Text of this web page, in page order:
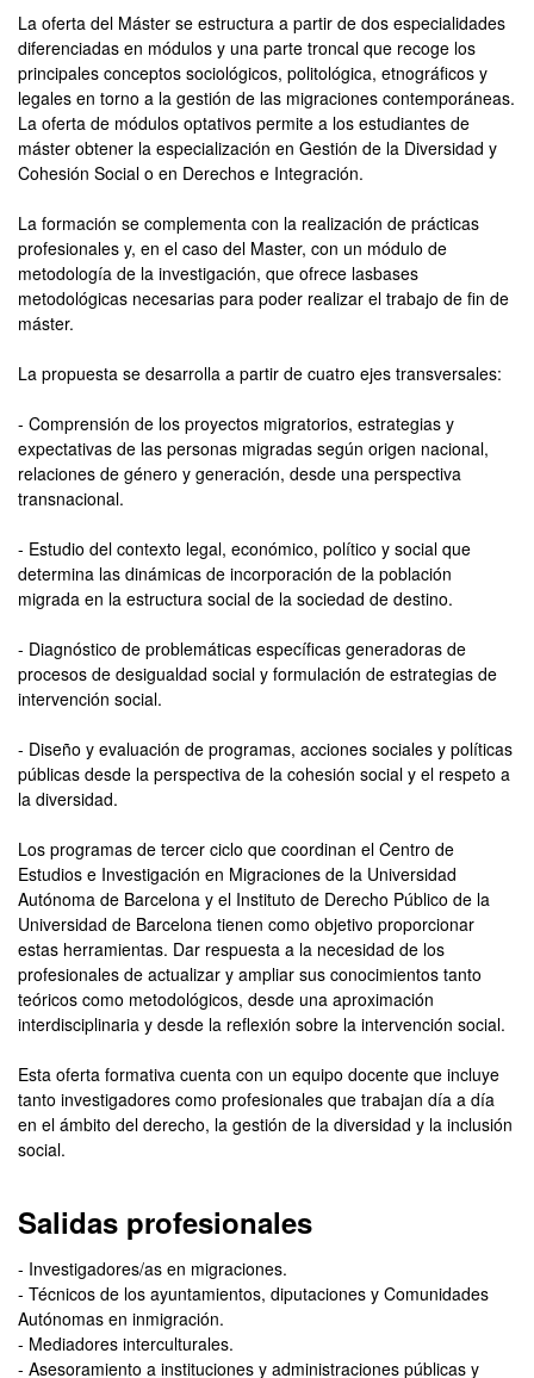
La oferta del Máster se estructura a partir de dos especialidades
diferenciadas en módulos y una parte troncal que recoge los
principales conceptos sociológicos, politológica, etnográficos y
legales en torno a la gestión de las migraciones contemporáneas.
La oferta de módulos optativos permite a los estudiantes de
máster obtener la especialización en Gestión de la Diversidad y
Cohesión Social o en Derechos e Integración.
La formación se complementa con la realización de prácticas
profesionales y, en el caso del Master, con un módulo de
metodología de la investigación, que ofrece lasbases
metodológicas necesarias para poder realizar el trabajo de fin de
máster.
La propuesta se desarrolla a partir de cuatro ejes transversales:
- Comprensión de los proyectos migratorios, estrategias y
expectativas de las personas migradas según origen nacional,
relaciones de género y generación, desde una perspectiva
transnacional.
- Estudio del contexto legal, económico, político y social que
determina las dinámicas de incorporación de la población
migrada en la estructura social de la sociedad de destino.
- Diagnóstico de problemáticas específicas generadoras de
procesos de desigualdad social y formulación de estrategias de
intervención social.
- Diseño y evaluación de programas, acciones sociales y políticas
públicas desde la perspectiva de la cohesión social y el respeto a
la diversidad.
Los programas de tercer ciclo que coordinan el Centro de
Estudios e Investigación en Migraciones de la Universidad
Autónoma de Barcelona y el Instituto de Derecho Público de la
Universidad de Barcelona tienen como objetivo proporcionar
estas herramientas. Dar respuesta a la necesidad de los
profesionales de actualizar y ampliar sus conocimientos tanto
teóricos como metodológicos, desde una aproximación
interdisciplinaria y desde la reflexión sobre la intervención social.
Esta oferta formativa cuenta con un equipo docente que incluye
tanto investigadores como profesionales que trabajan día a día
en el ámbito del derecho, la gestión de la diversidad y la inclusión
social.
Salidas profesionales
- Investigadores/as en migraciones.
- Técnicos de los ayuntamientos, diputaciones y Comunidades
Autónomas en inmigración.
- Mediadores interculturales.
- Asesoramiento a instituciones y administraciones públicas y